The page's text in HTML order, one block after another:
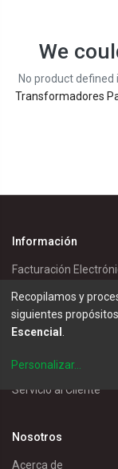
We
No product defined
Transformadores
Información
Facturación
Política de Cookies
Política de Privacidad
Términos de Uso
Servicio al Cliente
Nosotros
Acerca de
Recopilamos y
siguientes
Escencial
Personalizar...